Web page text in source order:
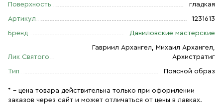
Поверхность гладкая
Артикул 1231613
Бренд Даниловские мастерские
Лик Святого
Гавриил Архангел, Михаил Архангел,
Архистратиг
Тип Поясной образ
* – цена товара действительна только при оформлении
заказов через сайт и может отличаться от цены в лавках.